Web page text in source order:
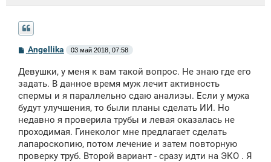
С
б
щ
е
н
и
Angellika 03 май 2018, 07:58
Девушки, у меня к вам такой вопрос. Не знаю где его
задать. В данное время муж лечит активность
спермы и я параллельно сдаю анализы. Если у мужа
будут улучшения, то были планы сделать ИИ. Но
недавно я проверила трубы и левая оказалась не
проходимая. Гинеколог мне предлагает сделать
лапароскопию, потом лечение и затем повторную
проверку труб. Второй вариант - сразу идти на ЭКО . Я